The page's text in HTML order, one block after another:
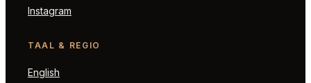
Instagram
TAAL & REGIO
English